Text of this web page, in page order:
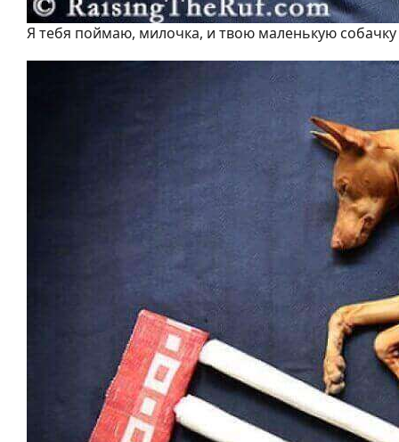
Я тебя поймаю, милочка, и твою маленькую